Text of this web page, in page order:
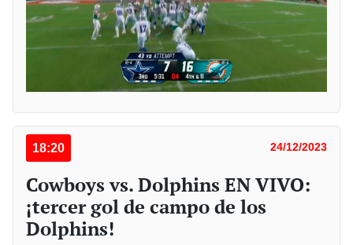
18:20 24/12/2023
Cowboys vs. Dolphins EN VIVO:
¡tercer gol de campo de los
Dolphins!